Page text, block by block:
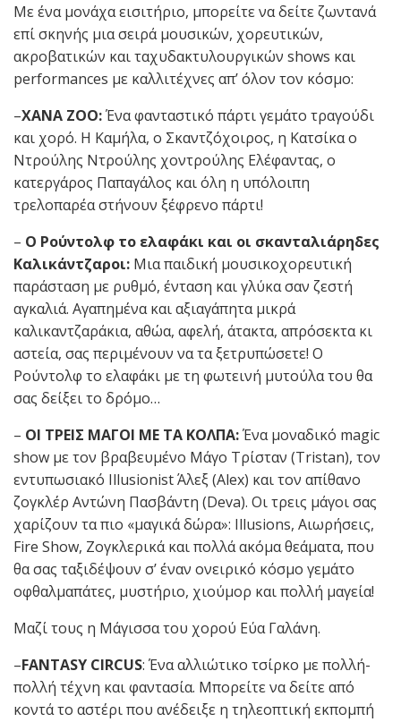
Με ένα μονάχα εισιτήριο, μπορείτε να δείτε ζωντανά
επί σκηνής μια σειρά μουσικών, χορευτικών,
ακροβατικών και ταχυδακτυλουργικών shows και
performances με καλλιτέχνες απ’ όλον τον κόσμο:
–XANA ZOO:Ένα φανταστικό πάρτι γεμάτο τραγούδι
και χορό. Η Καμήλα, ο Σκαντζόχοιρος, η Κατσίκα ο
Ντρούλης Ντρούλης χοντρούλης Ελέφαντας, ο
κατεργάρος Παπαγάλος και όλη η υπόλοιπη
τρελοπαρέα στήνουν ξέφρενο πάρτι!
– Ο Ρούντολφ το ελαφάκι και οι σκανταλιάρηδες
Καλικάντζαροι: Μια παιδική μουσικοχορευτική
παράσταση με ρυθμό, ένταση και γλύκα σαν ζεστή
αγκαλιά. Αγαπημένα και αξιαγάπητα μικρά
καλικαντζαράκια, αθώα, αφελή, άτακτα, απρόσεκτα κι
αστεία, σας περιμένουν να τα ξετρυπώσετε! Ο
Ρούντολφ το ελαφάκι με τη φωτεινή μυτούλα του θα
σας δείξει το δρόμο…
– ΟΙ ΤΡΕΙΣ ΜΑΓΟΙ ΜΕ ΤΑ ΚΟΛΠΑ:Ένα μοναδικό magic
show με τον βραβευμένο Μάγο Τρίσταν (Tristan), τον
εντυπωσιακό Illusionist Άλεξ (Alex) και τον απίθανο
ζογκλέρ Αντώνη Πασβάντη (Deva). Οι τρεις μάγοι σας
χαρίζουν τα πιο «μαγικά δώρα»: Illusions, Αιωρήσεις,
Fire Show, Ζογκλερικά και πολλά ακόμα θεάματα, που
θα σας ταξιδέψουν σ’ έναν ονειρικό κόσμο γεμάτο
οφθαλμαπάτες, μυστήριο, χιούμορ και πολλή μαγεία!
Μαζί τους η Μάγισσα του χορού Εύα Γαλάνη.
–FANTASY CIRCUS: Ένα αλλιώτικο τσίρκο με πολλή-
πολλή τέχνη και φαντασία. Μπορείτε να δείτε από
κοντά το αστέρι που ανέδειξε η τηλεοπτική εκπομπή